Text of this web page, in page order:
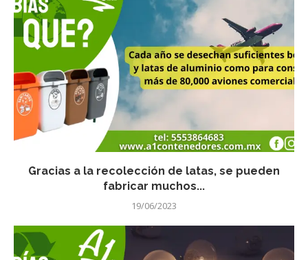
Gracias a la recolección de latas, se pueden
fabricar muchos...
19/06/2023